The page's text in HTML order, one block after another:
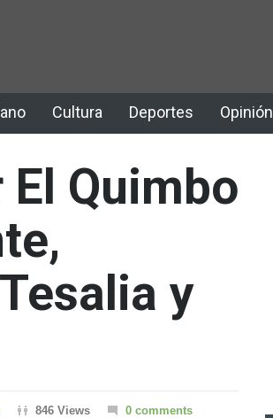
Cultura Deportes Opinión
Quimbo
y
846 Views 0 comments